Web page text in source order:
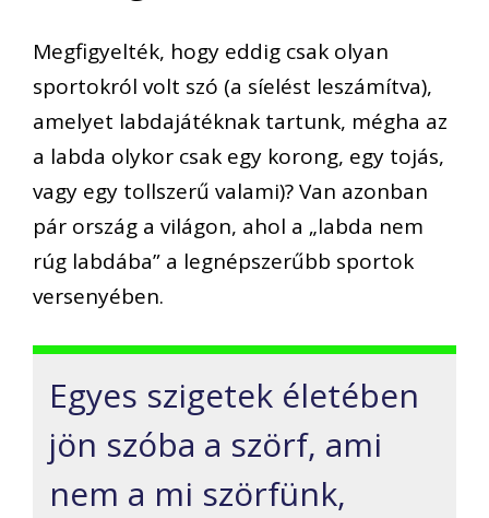
Megfigyelték, hogy eddig csak olyan
sportokról volt szó (a síelést leszámítva),
amelyet labdajátéknak tartunk, mégha az
a labda olykor csak egy korong, egy tojás,
vagy egy tollszerű valami)? Van azonban
pár ország a világon, ahol a „labda nem
rúg labdába” a legnépszerűbb sportok
versenyében.
Egyes szigetek életében
jön szóba a szörf, ami
nem a mi szörfünk,